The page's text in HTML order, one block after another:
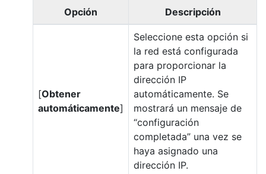
Opción Descripción
[Obtener
automáticamente]
Seleccione esta opción si
la red está configurada
para proporcionar la
dirección IP
automáticamente. Se
mostrará un mensaje de
“configuración
completada” una vez se
haya asignado una
dirección IP.